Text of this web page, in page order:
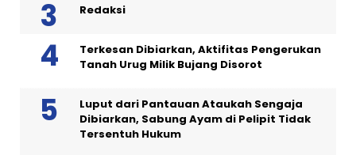
Redaksi
Terkesan Dibiarkan, Aktifitas Pengerukan
Tanah Urug Milik Bujang Disorot
Luput dari Pantauan Ataukah Sengaja
Dibiarkan, Sabung Ayam di Pelipit Tidak
Tersentuh Hukum